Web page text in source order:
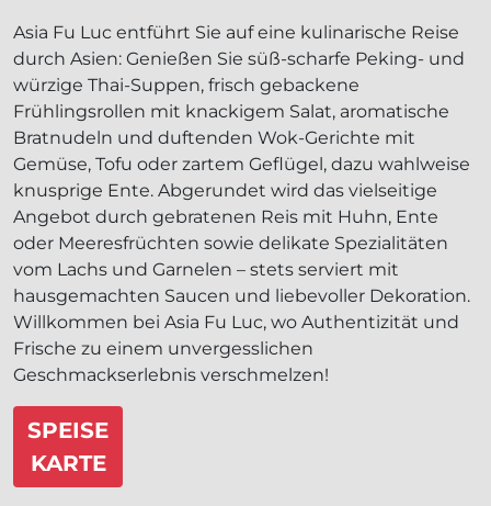
Asia Fu Luc entführt Sie auf eine kulinarische Reise
durch Asien: Genießen Sie süß-scharfe Peking- und
würzige Thai-Suppen, frisch gebackene
Frühlingsrollen mit knackigem Salat, aromatische
Bratnudeln und duftenden Wok-Gerichte mit
Gemüse, Tofu oder zartem Geflügel, dazu wahlweise
knusprige Ente. Abgerundet wird das vielseitige
Angebot durch gebratenen Reis mit Huhn, Ente
oder Meeresfrüchten sowie delikate Spezialitäten
vom Lachs und Garnelen – stets serviert mit
hausgemachten Saucen und liebevoller Dekoration.
Willkommen bei Asia Fu Luc, wo Authentizität und
Frische zu einem unvergesslichen
Geschmackserlebnis verschmelzen!
SPEISE
KARTE